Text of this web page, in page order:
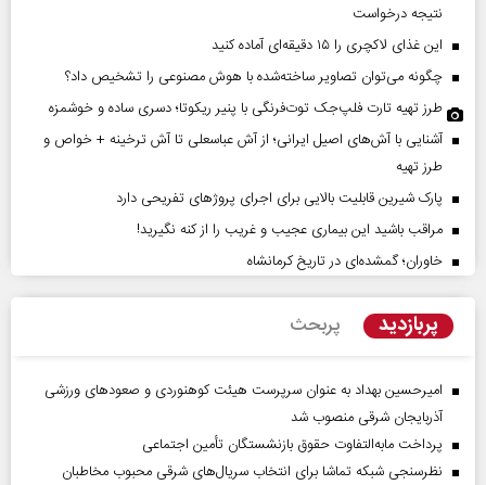
نتیجه درخواست
این غذای لاکچری را ۱۵ دقیقه‌ای آماده کنید
چگونه می‌توان تصاویر ساخته‌شده با هوش مصنوعی را تشخیص داد؟
طرز تهیه تارت فلپ‌جک توت‌فرنگی با پنیر ریکوتا؛ دسری ساده و خوشمزه
آشنایی با آش‌های اصیل ایرانی؛ از آش عباسعلی تا آش ترخینه + خواص و
طرز تهیه
پارک شیرین قابلیت‌ بالایی برای اجرای پروژهای تفریحی دارد
مراقب باشید این بیماری عجیب و غریب را از کنه نگیرید!
خاوران؛ گمشده‌ای در تاریخ کرمانشاه
پربازدید پربحث
امیرحسین بهداد به عنوان سرپرست هیئت کوهنوردی و صعودهای ورزشی
آذربایجان شرقی منصوب شد
پرداخت مابه‌التفاوت حقوق بازنشستگان تأمین اجتماعی
نظرسنجی شبکه تماشا برای انتخاب سریال‌های شرقی محبوب مخاطبان